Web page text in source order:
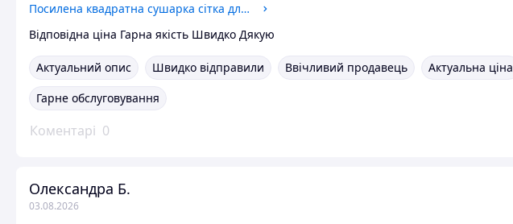
Посилена квадратна сушарка сітка для сушіння риби овочів таранки Сушіння для фруктів підвісна на 3 яруси
Відповідна ціна Гарна якість Швидко Дякую
Актуальний опис Швидко відправили Ввічливий продавець Актуальна ціна
Гарне обслуговування
Коментарі 0
Олександра Б.
03.08.2026